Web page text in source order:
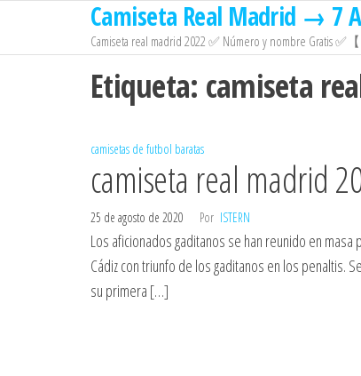
contenido
Camiseta Real Madrid → 7
Camiseta real madrid 2022 ✅ Número y nombre Gratis ✅【
Etiqueta: camiseta
camisetas de futbol baratas
camiseta real madrid
25 de agosto de 2020 Por ISTERN
Los aficionados gaditanos se han reunido en
Cádiz con triunfo de los gaditanos en los penaltis.
su primera […]